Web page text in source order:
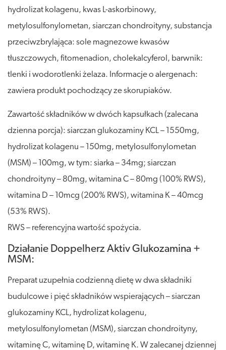
hydrolizat kolagenu, kwas L-askorbinowy,
metylosulfonylometan, siarczan chondroityny, substancja
przeciwzbrylająca: sole magnezowe kwasów
tłuszczowych, fitomenadion, cholekalcyferol, barwnik:
tlenki i wodorotlenki żelaza. Informacje o alergenach:
zawiera produkt pochodzący ze skorupiaków.
Zawartość składników w dwóch kapsułkach (zalecana
dzienna porcja): siarczan glukozaminy KCL – 1550mg,
hydrolizat kolagenu – 150mg, metylosulfonylometan
(MSM) – 100mg, w tym: siarka – 34mg; siarczan
chondroityny – 80mg, witamina C – 80mg (100% RWS),
witamina D – 10mcg (200% RWS), witamina K – 40mcg
(53% RWS).
RWS – referencyjna wartość spożycia.
Działanie Doppelherz Aktiv Glukozamina +
MSM:
Preparat uzupełnia codzienną dietę w dwa składniki
budulcowe i pięć składników wspierających – siarczan
glukozaminy KCL, hydrolizat kolagenu,
metylosulfonylometan (MSM), siarczan chondroityny,
witaminę C, witaminę D, witaminę K. W zalecanej dziennej